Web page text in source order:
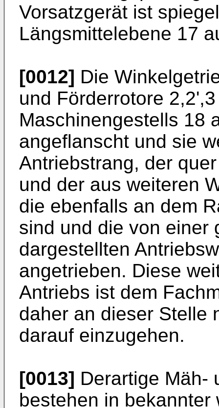
Vorsatzgerät ist
Längsmittelebene 17
[0012] Die
und Förderrotore
Maschinengestells 18
angeflanscht und sie
Antriebstrang, der
und der aus weiteren
die ebenfalls an dem
sind und die von einer
dargestellten
angetrieben. Diese
Antriebs ist dem
daher an dieser Stelle
darauf einzugehen.
[0013] Derartige Mäh-
bestehen in bekannter